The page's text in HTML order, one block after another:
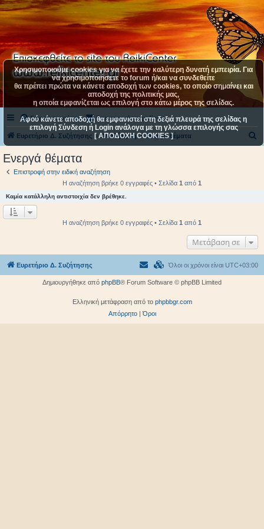
Συχνές ερωτήσεις Επικοινωνήστε μαζί μας
Ευρετήριο Δ. Συζήτησης Αναζήτηση Ενεργά θέματα
η
Ενεργά θέματα
Επιστροφή στην ειδική αναζήτηση
Η αναζήτηση βρήκε 0 εγγραφές • Σελίδα 1 από 1
Καμία κατάλληλη αντιστοιχία δεν βρέθηκε.
Η αναζήτηση βρήκε 0 εγγραφές • Σελίδα 1 από 1
Μετάβαση σε
Χρησιμοποιούμε cookies για να έχετε την καλύτερη δυνατή εμπειρία. Για
να χρησιμοποιήσετε το forum ή/και να συνδεθείτε
θα πρέπει πρώτα να κάνετε αποδοχή των cookies, το οποίο σημαίνει και
αποδοχή της πολιτικής μας,
η οποία εμφανίζεται ως επιλογή στο κάτω μέρος της σελίδας.
Αφού κάνετε αποδοχή θα εμφανιστεί στη δεξιά πλευρά της σελίδας η
επιλογή Σύνδεση ή Login ανάλογα με τη γλώσσα επιλογής σας
[ ΑΠΟΔΟΧΗ COOKIES ]
Ευρετήριο Δ. Συζήτησης Όλοι οι χρόνοι είναι UTC+03:00
Δημιουργήθηκε από phpBB® Forum Software © phpBB Limited
Ελληνική μετάφραση από το phpbbgr.com
Απόρρητο|Όροι